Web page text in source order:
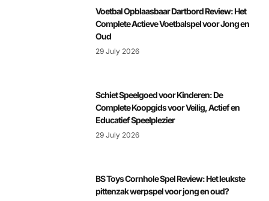
Voetbal Opblaasbaar Dartbord Review: Het
Complete Actieve Voetbalspel voor Jong en
Oud
29 July 2026
Schiet Speelgoed voor Kinderen: De
Complete Koopgids voor Veilig, Actief en
Educatief Speelplezier
29 July 2026
BS Toys Cornhole Spel Review: Het leukste
pittenzak werpspel voor jong en oud?